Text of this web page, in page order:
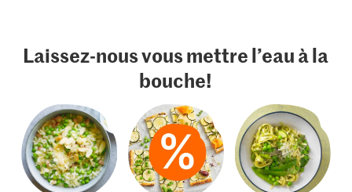
Laissez-nous vous mettre l’eau à la
bouche!